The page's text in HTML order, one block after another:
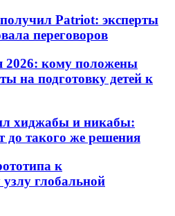
Patriot: эксперты
переговоров
2026: кому положены
на подготовку детей к
хиджабы и никабы:
до такого же решения
к
глобальной